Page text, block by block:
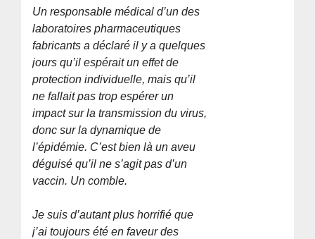
Un responsable médical d’un des
laboratoires pharmaceutiques
fabricants a déclaré il y a quelques
jours qu’il espérait un effet de
protection individuelle, mais qu’il
ne fallait pas trop espérer un
impact sur la transmission du virus,
donc sur la dynamique de
l’épidémie. C’est bien là un aveu
déguisé qu’il ne s’agit pas d’un
vaccin. Un comble.
Je suis d’autant plus horrifié que
j’ai toujours été en faveur des